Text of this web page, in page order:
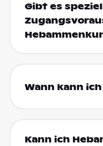
Gibt es
Wann kann
Kann ich